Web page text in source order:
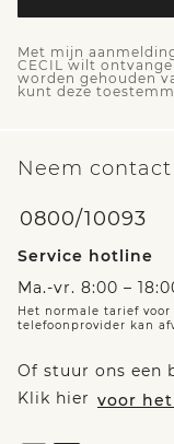
Met mijn
CECIL wilt
worden gehouden
kunt deze
Neem
0800/10093
Service hotline
Ma.-vr. 8:00 –
Het normale tarief
telefoonprovider kan
Of stuur ons een
Klik hier voor